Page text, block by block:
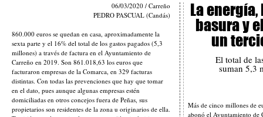
06/03/2020 / Carreño
PEDRO PASCUAL (Candás)
860.000 euros se quedan en casa, aproximadamente la
sexta parte y el 16% del total de los gastos pagados (5,3
millones) a través de factura en el Ayuntamiento de
Carreño en 2019. Son 861.018,63 los euros que
facturaron empresas de la Comarca, en 329 facturas
distintas. Con todas las prevenciones que hay que tomar
en el dato, pues aunque algunas empresas estén
domiciliadas en otros concejos fuera de Peñas, sus
propietarios son residentes de la zona u originarios de ella.
La
basura y
un
Más de cinco millones de
abonó el Ayuntamiento de
El total de
suman 5,3